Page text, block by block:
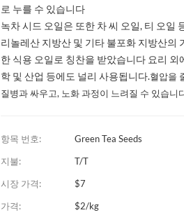
로 누를 수 있습니다
녹차 시드 오일은 또한 차 씨 오일, 티 오일
리놀레산 지방산 및 기타 불포화 지방산의
한 식용 오일로 칭찬을 받았습니다 요리 외
학 및 산업 등에도 널리 사용됩니다.혈압을
질병과 싸우고, 노화 과정이 느려질 수 있습니
항목 번호:
Green Tea Seeds
지불:
T/T
시장 가격:
$7
가격:
$2/kg